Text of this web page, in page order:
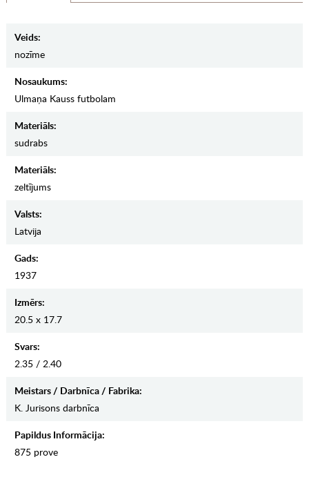
Veids:
nozīme
Nosaukums:
Ulmaņa Kauss futbolam
Materiāls:
sudrabs
Materiāls:
zeltījums
Valsts:
Latvija
Gads:
1937
Izmērs:
20.5 x 17.7
Svars:
2.35 / 2.40
Meistars / Darbnīca / Fabrika:
K. Jurisons darbnīca
Papildus Informācija:
875 prove